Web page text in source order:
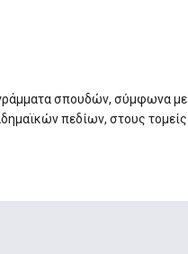
σπουδών, σύμφωνα με
πεδίων, στους τομείς